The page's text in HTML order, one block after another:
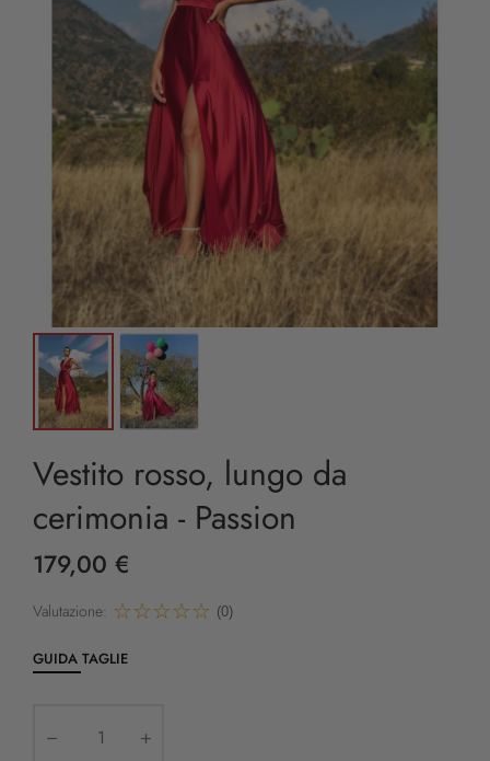
Vestito rosso, lungo da
cerimonia - Passion
179,00 €
Valutazione: (0)
GUIDA TAGLIE